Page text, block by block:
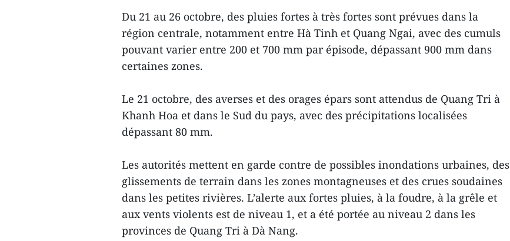
Du 21 au 26 octobre, des pluies fortes à très fortes sont prévues dans la
région centrale, notamment entre Hà Tinh et Quang Ngai, avec des cumuls
pouvant varier entre 200 et 700 mm par épisode, dépassant 900 mm dans
certaines zones.
Le 21 octobre, des averses et des orages épars sont attendus de Quang Tri à
Khanh Hoa et dans le Sud du pays, avec des précipitations localisées
dépassant 80 mm.
Les autorités mettent en garde contre de possibles inondations urbaines, des
glissements de terrain dans les zones montagneuses et des crues soudaines
dans les petites rivières. L’alerte aux fortes pluies, à la foudre, à la grêle et
aux vents violents est de niveau 1, et a été portée au niveau 2 dans les
provinces de Quang Tri à Dà Nang.